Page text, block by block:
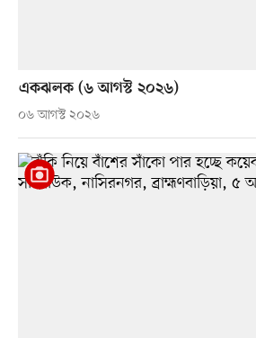
একঝলক (৬ আগস্ট ২০২৬)
০৬ আগস্ট ২০২৬